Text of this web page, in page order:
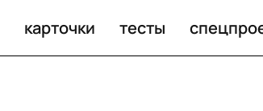
карточки тесты